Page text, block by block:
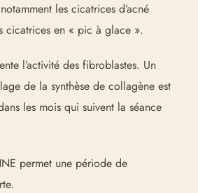
les cicatrices d’acné
cicatrices en « pic à glace ».
l’activité des fibroblastes. Un
de la synthèse de collagène est
les mois qui suivent la séance
permet une période de